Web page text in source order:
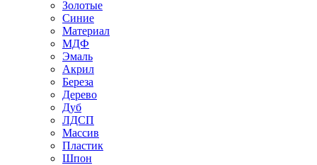
Золотые
Синие
Материал
МДФ
Эмаль
Акрил
Береза
Дерево
Дуб
ЛДСП
Массив
Пластик
Шпон